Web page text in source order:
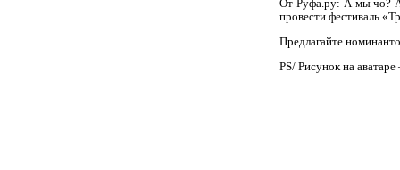
От Руфа.ру: А мы чо?
провести фестиваль
Предлагайте
PS/ Рисунок на аватаре